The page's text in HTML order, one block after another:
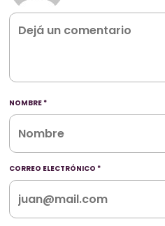
NOMBRE *
CORREO ELECTRÓNICO *